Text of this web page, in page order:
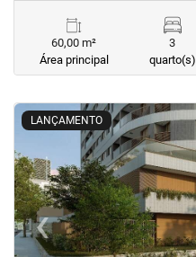
60,00 m²
Área principal
3
quarto(s)
LANÇAMENTO
< <<<
‹Previous